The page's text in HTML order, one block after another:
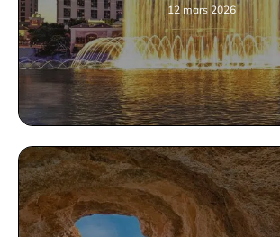
12 mars 2026